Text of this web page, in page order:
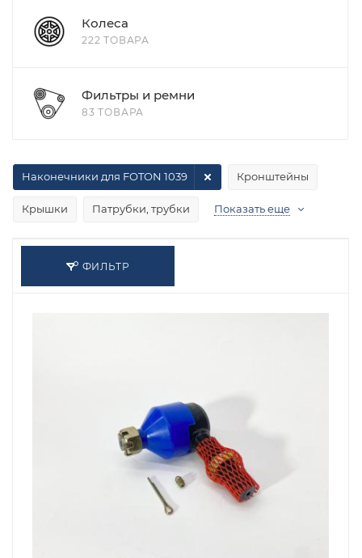
Колеса
222 ТОВАРА
Фильтры и ремни
83 ТОВАРА
Кронштейны
Крышки Патрубки, трубки
Наконечники для FOTON 1039
Показать еще
ФИЛЬТР